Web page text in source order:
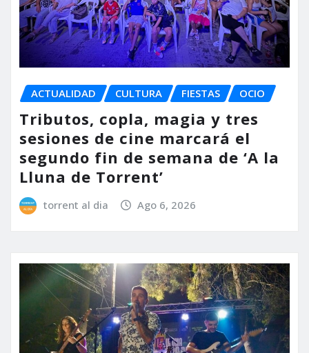
ACTUALIDAD CULTURA FIESTAS OCIO
Tributos, copla, magia y tres
sesiones de cine marcará el
segundo fin de semana de ‘A la
Lluna de Torrent’
torrent al dia Ago 6, 2026